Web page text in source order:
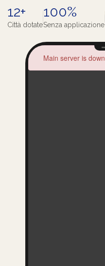
12+
Città dotate
100%
Senza applicazione